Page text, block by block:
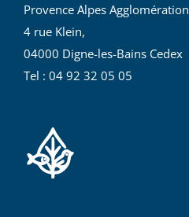
Provence Alpes Agglomération
4 rue Klein,
04000 Digne-les-Bains Cedex
Tel : 04 92 32 05 05